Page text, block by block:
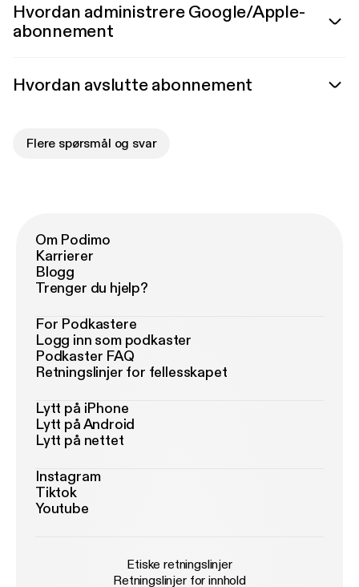
Hvordan administrere Google/Apple-
abonnement
Hvordan avslutte abonnement
Flere spørsmål og svar
Om Podimo
Karrierer
Blogg
Trenger du hjelp?
For Podkastere
Logg inn som podkaster
Podkaster FAQ
Retningslinjer for fellesskapet
Lytt på iPhone
Lytt på Android
Lytt på nettet
Instagram
Tiktok
Youtube
Etiske retningslinjer
Retningslinjer for innhold